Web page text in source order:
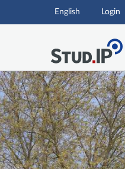
English Login